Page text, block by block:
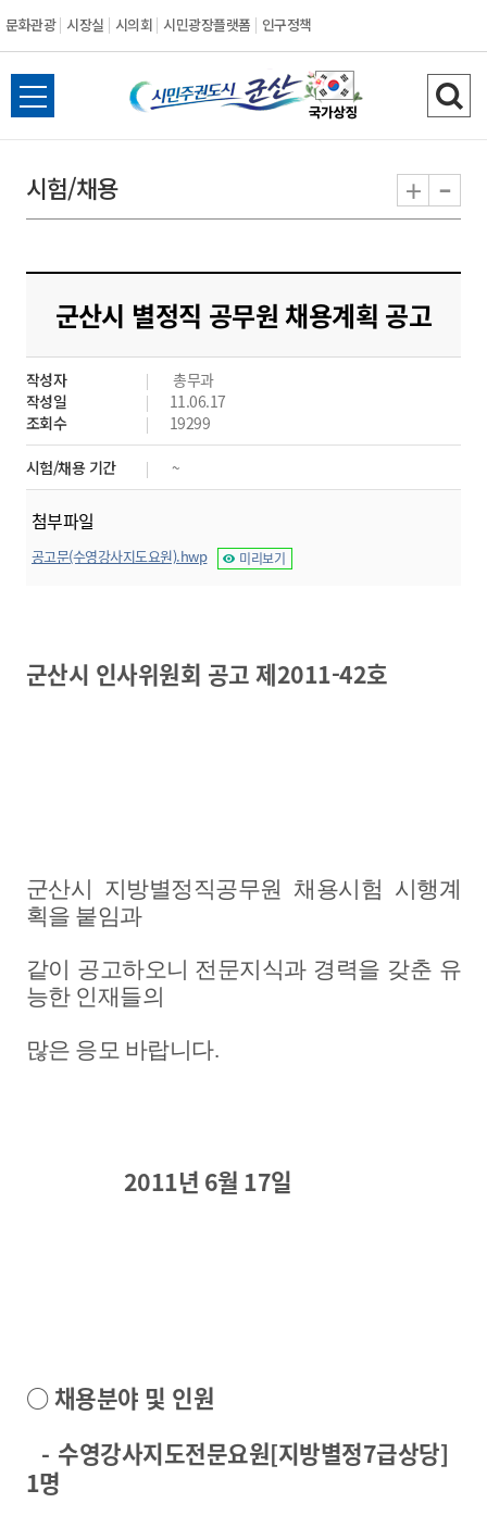
문화관광 시장실 시의회 시민광장플랫폼 인구정책
시
민
도
시
군
산
전
체
뉴
열
검
색
기
시험/채용 + -
군산시 별정직 공무원 채용계획 공고
작성자
총무과
작성일
11.06.17
조회수
19299
시험/채용 기간 ~
첨부파일
공고문(수영강사지도요원).hwp 미리보기
군산시 인사위원회 공고 제2011-42호
군산시 지방별정직공무원 채용시험 시행계
획을 붙임과
같이 공고하오니 전문지식과 경력을 갖춘 유
능한 인재들의
많은 응모 바랍니다.
2011년 6월 17일
○ 채용분야 및 인원
- 수영강사지도전문요원[지방별정7급상당]
1명